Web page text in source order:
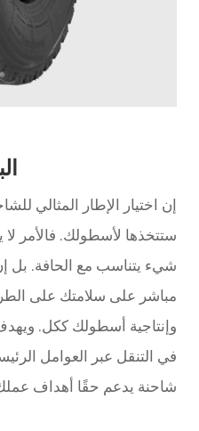
إن اختيار الإطار المثالي
ستتخذها لأسطولك. فالأمر
شيء يتناسب مع الحافة. بل
مباشر على سلامتك على
وإنتاجية أسطولك ككل.
في التنقل عبر العوامل
شاحنة يدعم حقًا أهداف